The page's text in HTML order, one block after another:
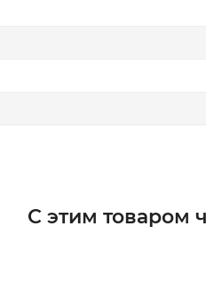
С этим товаром